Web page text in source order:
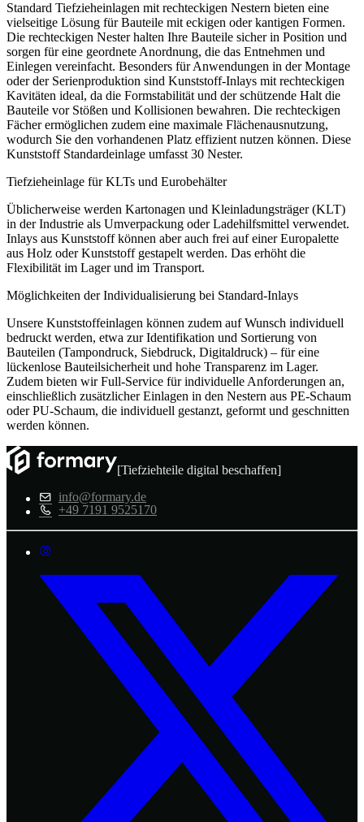
Standard Tiefzieheinlagen mit rechteckigen Nestern bieten eine
vielseitige Lösung für Bauteile mit eckigen oder kantigen Formen.
Die rechteckigen Nester halten Ihre Bauteile sicher in Position und
sorgen für eine geordnete Anordnung, die das Entnehmen und
Einlegen vereinfacht. Besonders für Anwendungen in der Montage
oder der Serienproduktion sind Kunststoff-Inlays mit rechteckigen
Kavitäten ideal, da die Formstabilität und der schützende Halt die
Bauteile vor Stößen und Kollisionen bewahren. Die rechteckigen
Fächer ermöglichen zudem eine maximale Flächenausnutzung,
wodurch Sie den vorhandenen Platz effizient nutzen können. Diese
Kunststoff Standardeinlage umfasst 30 Nester.
Tiefzieheinlage für KLTs und Eurobehälter
Üblicherweise werden Kartonagen und Kleinladungsträger (KLT)
in der Industrie als Umverpackung oder Ladehilfsmittel verwendet.
Inlays aus Kunststoff können aber auch frei auf einer Europalette
aus Holz oder Kunststoff gestapelt werden. Das erhöht die
Flexibilität im Lager und im Transport.
Möglichkeiten der Individualisierung bei Standard-Inlays
Unsere Kunststoffeinlagen können zudem auf Wunsch individuell
bedruckt werden, etwa zur Identifikation und Sortierung von
Bauteilen (Tampondruck, Siebdruck, Digitaldruck) – für eine
lückenlose Bauteilsicherheit und hohe Transparenz im Lager.
Zudem bieten wir Full-Service für individuelle Anforderungen an,
einschließlich zusätzlicher Einlagen in den Nestern aus PE-Schaum
oder PU-Schaum, die individuell gestanzt, geformt und geschnitten
werden können.
[Tiefziehteile digital beschaffen]
info@formary.de
+49 7191 9525170